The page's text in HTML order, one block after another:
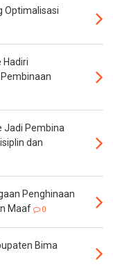
Optimalisasi
Hadiri
Jadi Pembina
dan
Penghinaan
Maaf
0
Bima